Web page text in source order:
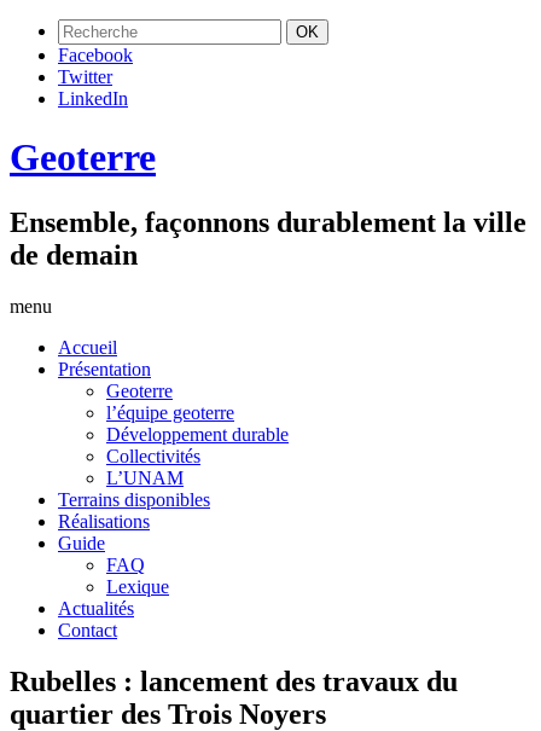
Facebook
Twitter
LinkedIn
Geoterre
Ensemble, façonnons durablement la ville
de demain
menu
Accueil
Présentation
Geoterre
l’équipe geoterre
Développement durable
Collectivités
L’UNAM
Terrains disponibles
Réalisations
Guide
FAQ
Lexique
Actualités
Contact
Rubelles : lancement des travaux du
quartier des Trois Noyers